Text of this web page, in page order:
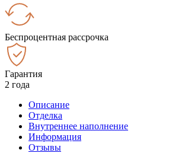
Беспроцентная рассрочка
Гарантия
2 года
Описание
Отделка
Внутреннее наполнение
Информация
Отзывы